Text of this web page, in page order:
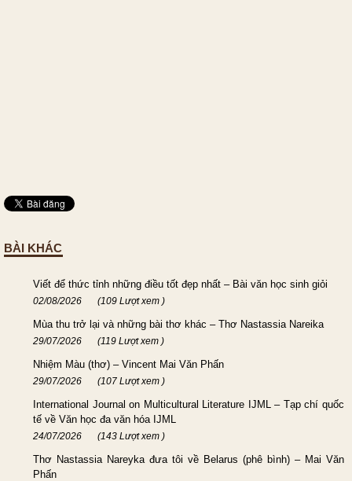
BÀI KHÁC
Viết để thức tỉnh những điều tốt đẹp nhất – Bài văn học sinh giỏi
02/08/2026 (109 Lượt xem )
Mùa thu trở lại và những bài thơ khác – Thơ Nastassia Nareika
29/07/2026 (119 Lượt xem )
Nhiệm Màu (thơ) – Vincent Mai Văn Phấn
29/07/2026 (107 Lượt xem )
International Journal on Multicultural Literature IJML – Tạp chí quốc
tế về Văn học đa văn hóa IJML
24/07/2026 (143 Lượt xem )
Thơ Nastassia Nareyka đưa tôi về Belarus (phê bình) – Mai Văn
Phấn